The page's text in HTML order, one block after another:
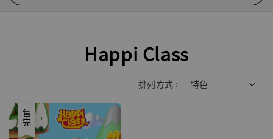
Happi Class
排列方式 :
售完